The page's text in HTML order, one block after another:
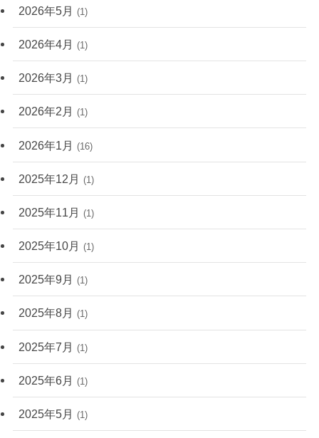
2026年5月 (1)
2026年4月 (1)
2026年3月 (1)
2026年2月 (1)
2026年1月 (16)
2025年12月 (1)
2025年11月 (1)
2025年10月 (1)
2025年9月 (1)
2025年8月 (1)
2025年7月 (1)
2025年6月 (1)
2025年5月 (1)